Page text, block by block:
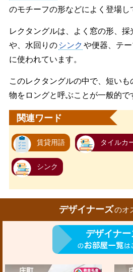
のモチーフの形などによく登場し
レクタングルは、よく窓の形、
や、水回りの シンク や便器、テ
に使われています。
このレクタングルの中で、短い
物をロングと呼ぶことが一般的で
関連ワード
賃貸用語 タイルカ
シンク
デザイナーズのオ
デザイナー